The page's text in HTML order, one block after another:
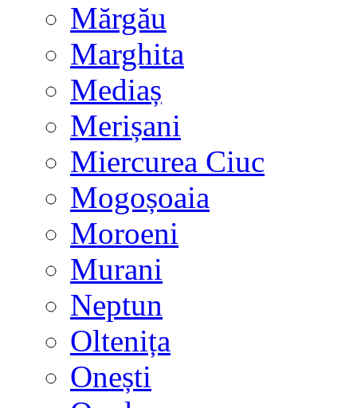
Mărgău
Marghita
Mediaș
Merișani
Miercurea Ciuc
Mogoșoaia
Moroeni
Murani
Neptun
Oltenița
Onești